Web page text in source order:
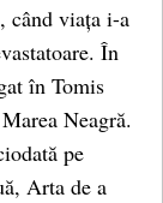
când viața i-a
În
în Tomis
Neagră.
pe
Arta de a